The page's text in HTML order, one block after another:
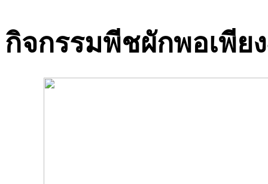
กิจกรรมพีชผักพอเพีย